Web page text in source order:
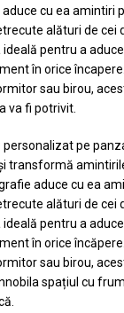
cu ea amintiri
alături de cei
pentru a
în orice
sau birou,
va fi potrivit.
pe
transformă
aduce cu ea
alături de cei
pentru a
în orice
sau birou,
spațiul cu